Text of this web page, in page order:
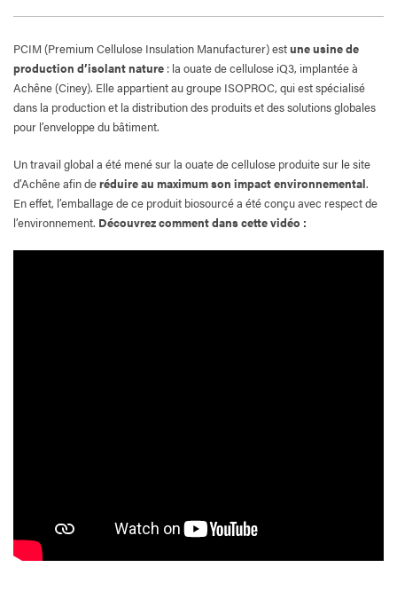
PCIM (Premium Cellulose Insulation Manufacturer) estune usine de
production d’isolant nature : la ouate de cellulose iQ3, implantée à
Achêne (Ciney). Elle appartient au groupe ISOPROC, qui est spécialisé
dans la production et la distribution des produits et des solutions globales
pour l’enveloppe du bâtiment.
Un travail global a été mené sur la ouate de cellulose produite sur le site
d’Achêne afin deréduire au maximum son impact environnemental.
En effet, l’emballage de ce produit biosourcé a été conçu avec respect de
l’environnement. Découvrez comment dans cette vidéo :